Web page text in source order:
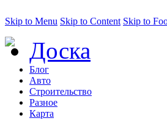
Skip to Menu Skip to Content Skip to
Доска
Блог
Авто
Строительство
Разное
Карта